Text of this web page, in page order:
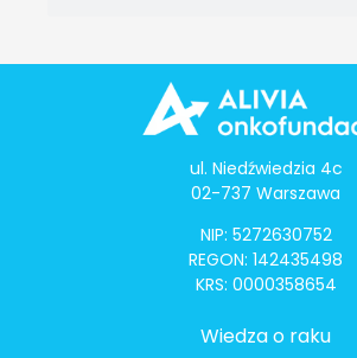
ul. Niedźwiedzia 4c
02-737 Warszawa
NIP: 5272630752
REGON: 142435498
KRS: 0000358654
Wiedza o raku